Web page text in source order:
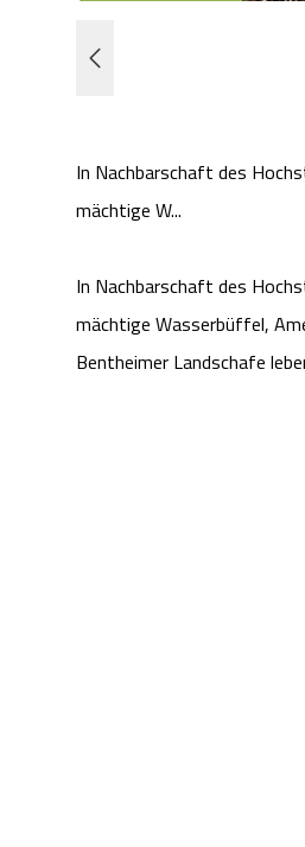
In Nachbarschaft des
mächtige W...
In Nachbarschaft des
mächtige Wasserbüffel,
Bentheimer Landschafe